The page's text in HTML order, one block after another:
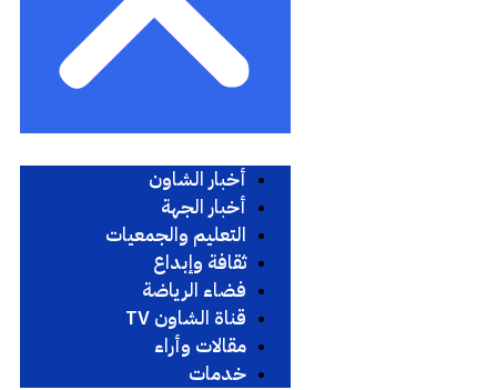
أخبار الشاون
أخبار الجهة
التعليم والجمعيات
ثقافة وإبداع
فضاء الرياضة
قناة الشاون TV
مقالات وأراء
خدمات